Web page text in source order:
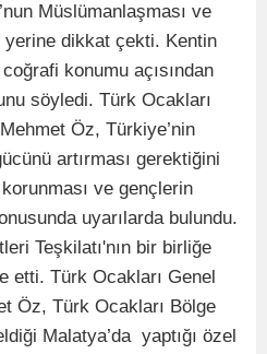
Müslümanlaşması ve
dikkat çekti. Kentin
konumu açısından
söyledi. Türk Ocakları
Öz, Türkiye’nin
artırması gerektiğini
ve gençlerin
uyarılarda bulundu.
Teşkilatı'nın bir birliğe
etti. Türk Ocakları Genel
Öz, Türk Ocakları Bölge
Malatya’da yaptığı özel